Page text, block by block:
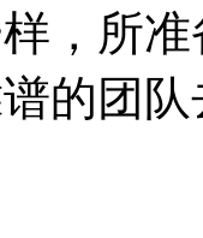
，所
的团